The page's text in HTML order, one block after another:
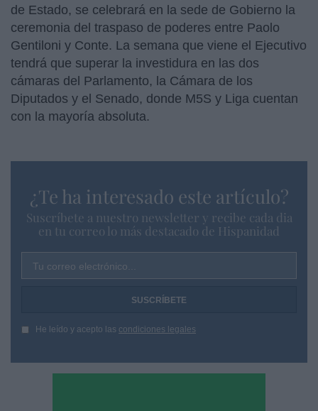
de Estado, se celebrará en la sede de Gobierno la
ceremonia del traspaso de poderes entre Paolo
Gentiloni y Conte. La semana que viene el Ejecutivo
tendrá que superar la investidura en las dos
cámaras del Parlamento, la Cámara de los
Diputados y el Senado, donde M5S y Liga cuentan
con la mayoría absoluta.
¿Te ha interesado este artículo?
Suscríbete a nuestro newsletter y recibe cada dia
en tu correo lo más destacado de Hispanidad
Tu correo electrónico...
He leído y acepto las condiciones legales